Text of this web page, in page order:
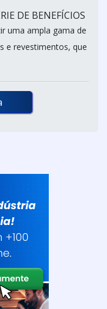
DE BENEFÍCIOS
uma ampla gama de
e revestimentos, que